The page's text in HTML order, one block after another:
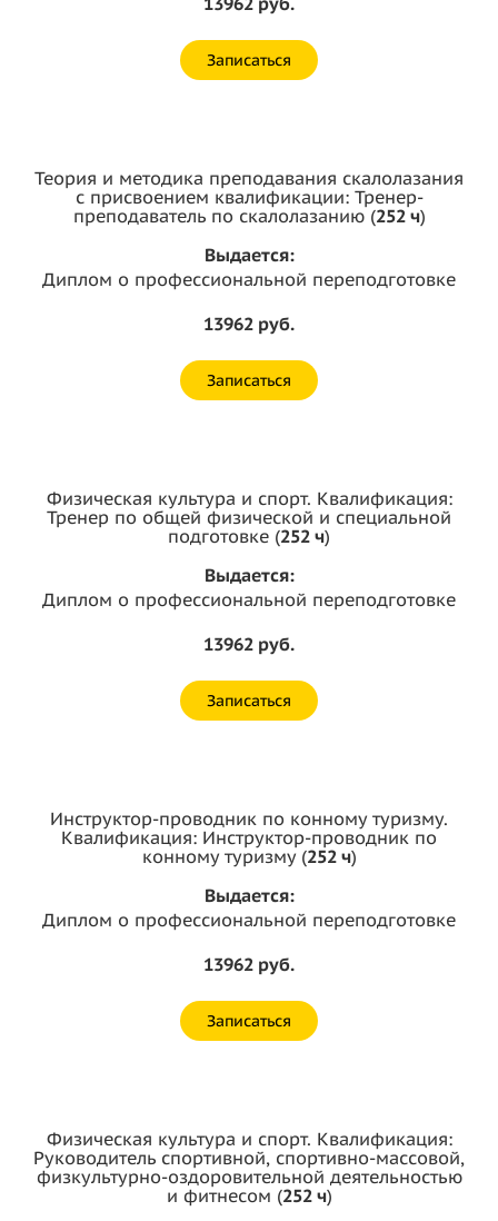
Записаться
Теория и методика преподавания скалолазания
с присвоением квалификации: Тренер-
преподаватель по скалолазанию (252 ч)
Выдается:
Диплом о профессиональной переподготовке
13962 руб.
Записаться
Физическая культура и спорт. Квалификация:
Тренер по общей физической и специальной
подготовке (252 ч)
Выдается:
Диплом о профессиональной переподготовке
13962 руб.
Записаться
Инструктор-проводник по конному туризму.
Квалификация: Инструктор-проводник по
конному туризму (252 ч)
Выдается:
Диплом о профессиональной переподготовке
13962 руб.
Записаться
Физическая культура и спорт. Квалификация:
Руководитель спортивной, спортивно-массовой,
физкультурно-оздоровительной деятельностью
и фитнесом (252 ч)